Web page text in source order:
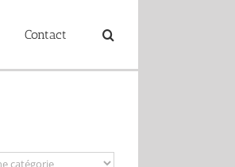
Contact